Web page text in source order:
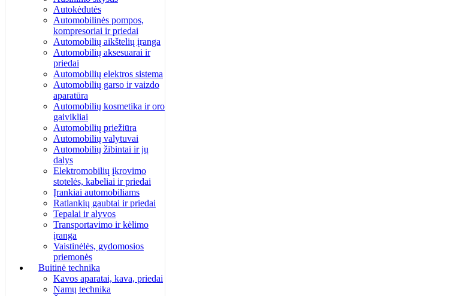
Autokėdutės
Automobilinės pompos,
kompresoriai ir priedai
Automobilių aikštelių įranga
Automobilių aksesuarai ir
priedai
Automobilių elektros sistema
Automobilių garso ir vaizdo
aparatūra
Automobilių kosmetika ir oro
gaivikliai
Automobilių priežiūra
Automobilių valytuvai
Automobilių žibintai ir jų
dalys
Elektromobilių įkrovimo
stotelės, kabeliai ir priedai
Įrankiai automobiliams
Ratlankių gaubtai ir priedai
Tepalai ir alyvos
Transportavimo ir kėlimo
įranga
Vaistinėlės, gydomosios
priemonės
Buitinė technika
Kavos aparatai, kava, priedai
Namų technika